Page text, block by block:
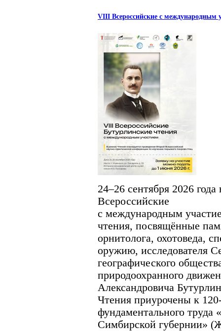
VIII Всероссийские с международным
24–26 сентября 2026
Всероссийские
с международным
чтения, посвящённые
орнитолога, охотоведа,
оружию, исследователя
географического
природоохранного
Александровича
Чтения приурочены к
фундаментального
Симбирской губернии»